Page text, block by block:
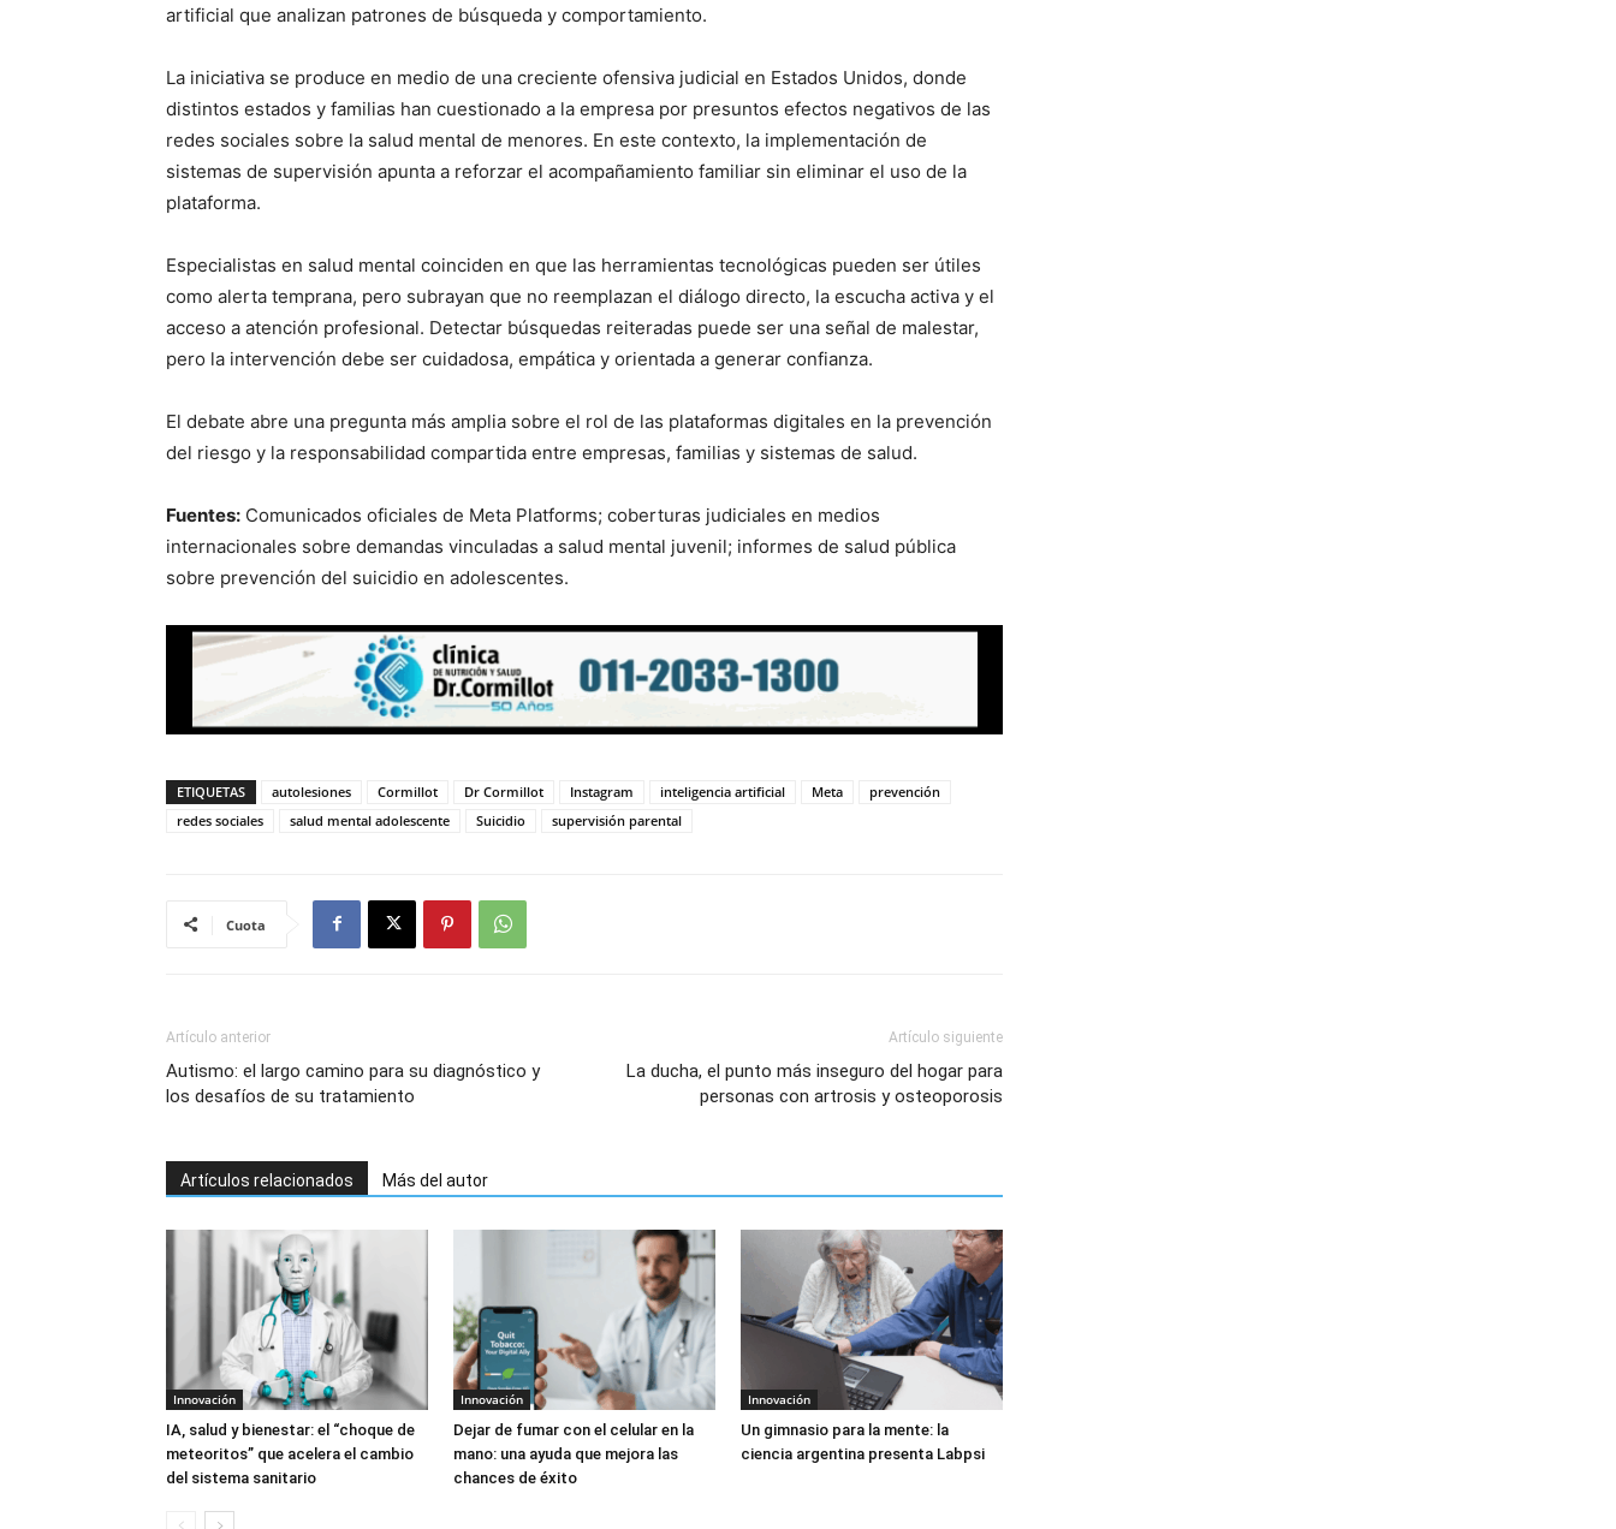
artificial que analizan patrones de búsqueda y comportamiento.
La iniciativa se produce en medio de una creciente ofensiva judicial en Estados Unidos, donde
distintos estados y familias han cuestionado a la empresa por presuntos efectos negativos de las
redes sociales sobre la salud mental de menores. En este contexto, la implementación de
sistemas de supervisión apunta a reforzar el acompañamiento familiar sin eliminar el uso de la
plataforma.
Especialistas en salud mental coinciden en que las herramientas tecnológicas pueden ser útiles
como alerta temprana, pero subrayan que no reemplazan el diálogo directo, la escucha activa y el
acceso a atención profesional. Detectar búsquedas reiteradas puede ser una señal de malestar,
pero la intervención debe ser cuidadosa, empática y orientada a generar confianza.
El debate abre una pregunta más amplia sobre el rol de las plataformas digitales en la prevención
del riesgo y la responsabilidad compartida entre empresas, familias y sistemas de salud.
Fuentes: Comunicados oficiales de Meta Platforms; coberturas judiciales en medios
internacionales sobre demandas vinculadas a salud mental juvenil; informes de salud pública
sobre prevención del suicidio en adolescentes.
ETIQUETAS autolesiones Cormillot Dr Cormillot Instagram inteligencia artificial Meta
prevención
redes sociales
salud mental adolescente Suicidio supervisión parental
Cuota
Artículo anterior
Autismo: el largo camino para su diagnóstico y
los desafíos de su tratamiento
Artículo siguiente
La ducha, el punto más inseguro del hogar para
personas con artrosis y osteoporosis
Artículos relacionados Más del autor
Innovación
IA, salud y bienestar: el “choque de
meteoritos” que acelera el cambio
del sistema sanitario
Innovación
Dejar de fumar con el celular en la
mano: una ayuda que mejora las
chances de éxito
Innovación
Un gimnasio para la mente: la
ciencia argentina presenta Labpsi